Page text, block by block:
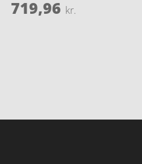
719,96 kr.